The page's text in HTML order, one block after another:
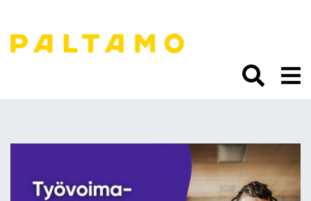
Työvoimakoulutukset
tutuksi Paltamossa 2.4.